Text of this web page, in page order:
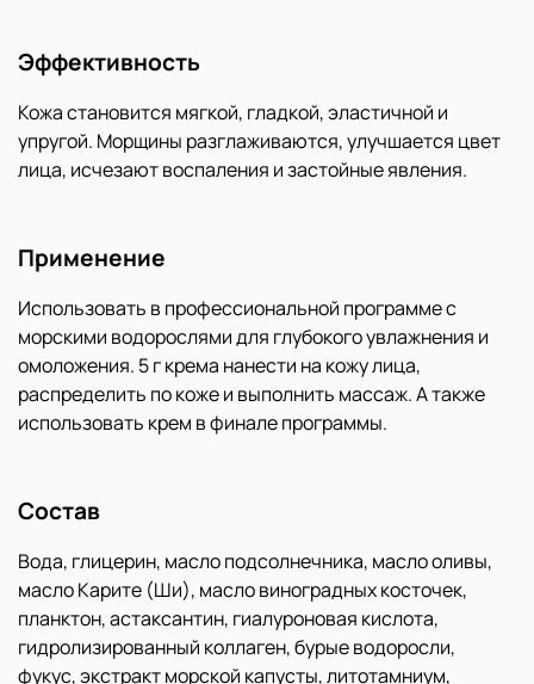
Эффективность
Кожа становится мягкой, гладкой, эластичной и
упругой. Морщины разглаживаются, улучшается цвет
лица, исчезают воспаления и застойные явления.
Применение
Использовать в профессиональной программе с
морскими водорослями для глубокого увлажнения и
омоложения. 5 г крема нанести на кожу лица,
распределить по коже и выполнить массаж. А также
использовать крем в финале программы.
Состав
Вода, глицерин, масло подсолнечника, масло оливы,
масло Карите (Ши), масло виноградных косточек,
планктон, астаксантин, гиалуроновая кислота,
гидролизированный коллаген, бурые водоросли,
фукус, экстракт морской капусты, литотамниум,